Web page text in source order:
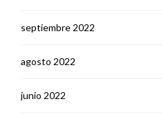
septiembre 2022
agosto 2022
junio 2022